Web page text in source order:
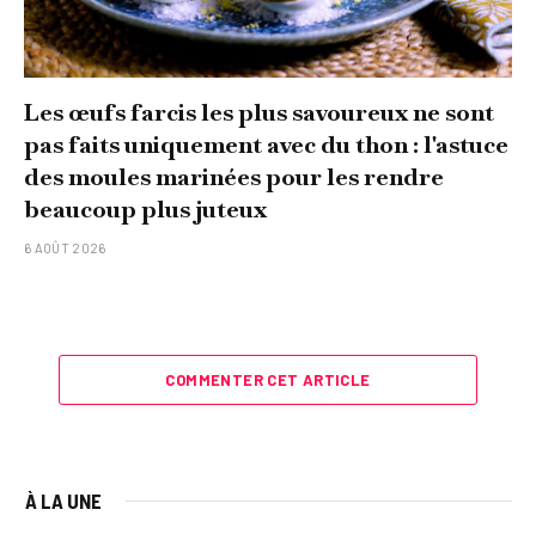
Les œufs farcis les plus savoureux ne sont
pas faits uniquement avec du thon : l'astuce
des moules marinées pour les rendre
beaucoup plus juteux
6 AOÛT 2026
COMMENTER CET ARTICLE
À LA UNE